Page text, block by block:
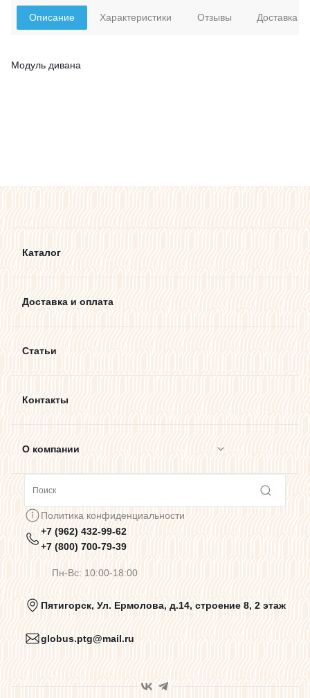
Описание
Модуль дивана
Характеристики Отзывы Доставка
Каталог
Доставка и оплата
Статьи
Контакты
О компании
Предупреждения о цветопередаче
Политика конфиденциальности
Пользовательское соглашение
Политика конфиденциальности
+7 (962) 432-99-62
+7 (800) 700-79-39
Пн-Вс: 10:00-18:00
Пятигорск, Ул. Ермолова, д.14, строение 8, 2 этаж
globus.ptg@mail.ru